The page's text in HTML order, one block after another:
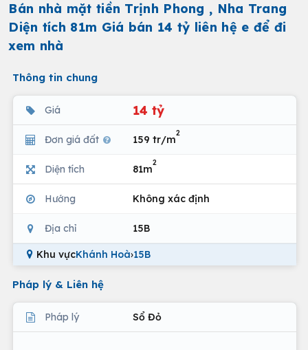
Bán nhà mặt tiền Trịnh Phong , Nha Trang
Diện tích 81m Giá bán 14 tỷ liên hệ e để đi
xem nhà
Thông tin chung
Giá 14 tỷ
Đơn giá đất 159 tr/m
2
Diện tích 81m
2
Hướng Không xác định
Địa chỉ 15B
Khu vựcKhánh Hoà›15B
Pháp lý & Liên hệ
Pháp lý Sổ Đỏ